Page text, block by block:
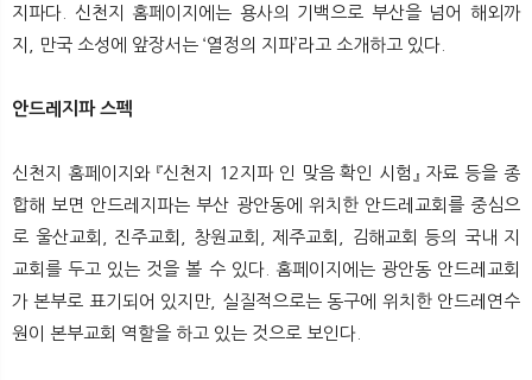
뉴 색
지파다. 신천지 홈페이지에는 용사의 기백으로 부산을 넘어 해외까
지, 만국 소성에 앞장서는 ‘열정의 지파’라고 소개하고 있다.
안드레지파 스펙
신천지 홈페이지와 『신천지 12지파 인 맞음 확인 시험』 자료 등을 종
합해 보면 안드레지파는 부산 광안동에 위치한 안드레교회를 중심으
로 울산교회, 진주교회, 창원교회, 제주교회, 김해교회 등의 국내 지
교회를 두고 있는 것을 볼 수 있다. 홈페이지에는 광안동 안드레교회
가 본부로 표기되어 있지만, 실질적으로는 동구에 위치한 안드레연수
원이 본부교회 역할을 하고 있는 것으로 보인다.